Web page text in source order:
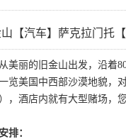
山【汽车】萨克拉门托
美丽的旧金山出发，沿着
览美国中西部沙漠地貌，
，酒店内就有大型赌场，
排：